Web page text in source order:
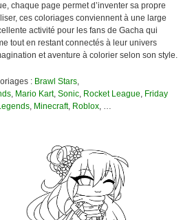
chaque page permet d’inventer sa propre
ces coloriages conviennent à une large
activité pour les fans de Gacha qui
tout en restant connectés à leur univers
et aventure à colorier selon son style.
: Brawl Stars,
, Mario Kart, Sonic, Rocket League, Friday
, Minecraft, Roblox, …